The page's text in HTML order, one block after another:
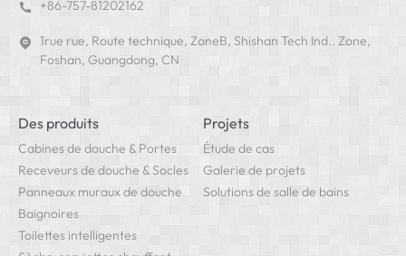
+86-757-81202162
1rue rue, Route technique, ZoneB, Shishan Tech Ind.. Zone,
Foshan, Guangdong, CN
Des produits
Cabines de douche & Portes
Receveurs de douche & Socles
Panneaux muraux de douche
Baignoires
Toilettes intelligentes
Projets
Étude de cas
Galerie de projets
Solutions de salle de bains